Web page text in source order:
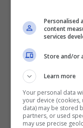
ampio e
sanzionare.
Stato sano:
anche nella
Personalised
content
services
Store and/or
Learn more
Your personal data
your device
data) may be stored
partners, or used
may use precise